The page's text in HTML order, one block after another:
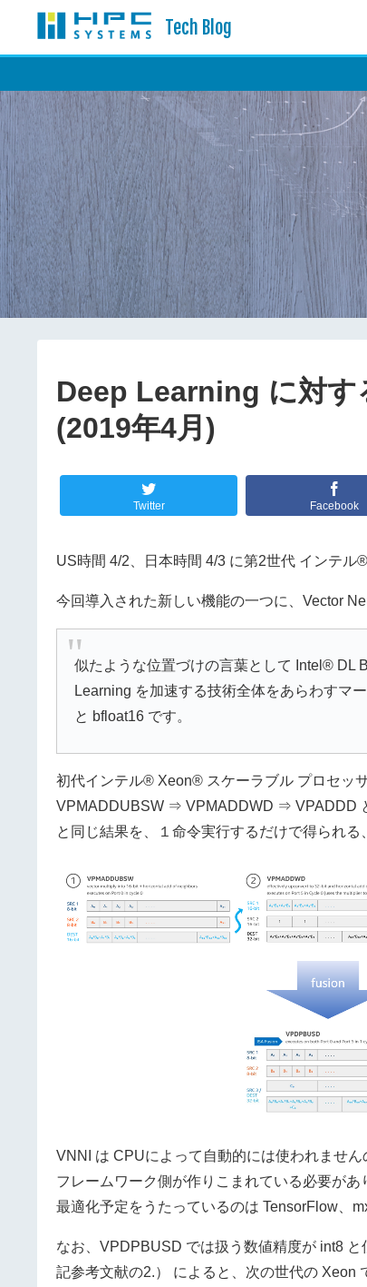
Tech Blog
Deep Learning に対す
(2019年4月)
Twitter Facebook
US時間 4/2、日本時間 4/3 に第2世代 インテル
今回導入された新しい機能の一つに、Vector
似たような位置づけの言葉として Intel® DL
Learning を加速する技術全体をあらわすマ
と bfloat16 です。
初代インテル® Xeon® スケーラブル プロセッ
VPMADDUBSW ⇒ VPMADDWD ⇒ VPADDD
と同じ結果を、１命令実行するだけで得られ
VNNI は CPUによって自動的には使われませ
フレームワーク側が作りこまれている必要が
最適化予定をうたっているのは TensorFlow、
なお、VPDPBUSD では扱う数値精度が int8
記参考文献の2.） によると、次の世代の Xeon